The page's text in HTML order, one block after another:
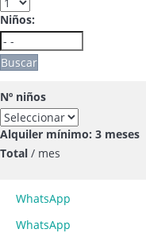
Niños:
Buscar
Nº niños
Alquiler mínimo: 3 meses
Total / mes
WhatsApp
WhatsApp